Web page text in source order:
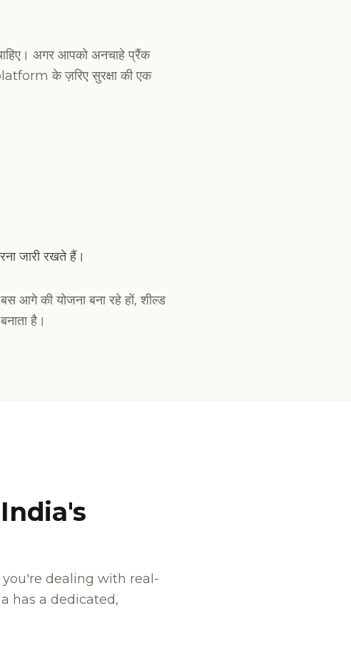
अगर आपको अनचाहे प्रैंक
के ज़रिए सुरक्षा की एक
जारी रखते हैं।
आगे की योजना बना रहे हों, शील्ड
है।
dealing with real-
has a dedicated,